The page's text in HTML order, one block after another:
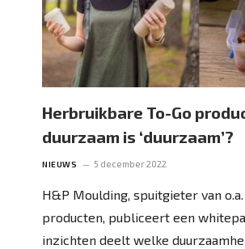
Herbruikbare To-Go
duurzaam is ‘duurzaam’?
NIEUWS 5 december 2022
H&P Moulding, spuitgieter van
producten, publiceert een
inzichten deelt welke